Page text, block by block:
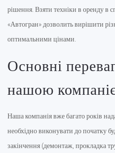
рішення. Взяти техніки в оренду в
«Автогран» дозволить вирішити
оптимальними цінами.
Основні
нашою
Наша компанія вже багато років
необхідно виконувати до початку
закінчення (демонтаж, прокладка